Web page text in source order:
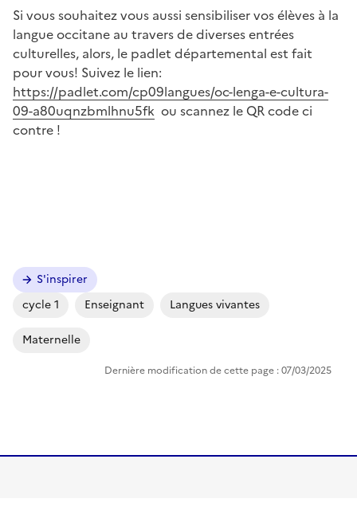
Si vous souhaitez vous aussi sensibiliser vos élèves à la
langue occitane au travers de diverses entrées
culturelles, alors, le padlet départemental est fait
pour vous! Suivez le lien:
https://padlet.com/cp09langues/oc-lenga-e-cultura-
09-a80uqnzbmlhnu5fk ou scannez le QR code ci
contre !
S'inspirer
cycle 1
Enseignant Langues vivantes
Maternelle
Dernière modification de cette page : 07/03/2025